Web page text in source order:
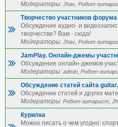
Модераторы: Jhav, Робот-
Творчество участников форума
Обсуждение аудио- и
творчестве? Вам - сюда!
Модераторы: Jhav, Робот-
JamPlay. Онлайн-джемы
Обсуждение онлайн-джемов
Модераторы: admin, Робот-
Обсуждение статей сайта
Обсуждение статей и других
Модераторы: Робот-гитарист,
Курилка
Можно писать о чем угодно: